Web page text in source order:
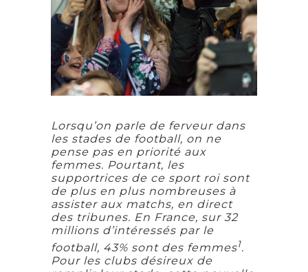
Lorsqu’on parle de ferveur dans
les stades de football, on ne
pense pas en priorité aux
femmes. Pourtant, les
supportrices de ce sport roi sont
de plus en plus nombreuses à
assister aux matchs, en direct
des tribunes. En France, sur 32
millions d’intéressés par le
football, 43% sont des femmes1.
Pour les clubs désireux de